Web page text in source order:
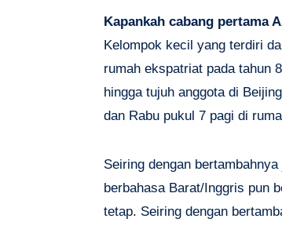
Kapankah cabang pertama
Kelompok kecil yang terdiri
rumah ekspatriat pada tahun
hingga tujuh anggota di
dan Rabu pukul 7 pagi di
Seiring dengan
berbahasa Barat/Inggris pun
tetap. Seiring dengan